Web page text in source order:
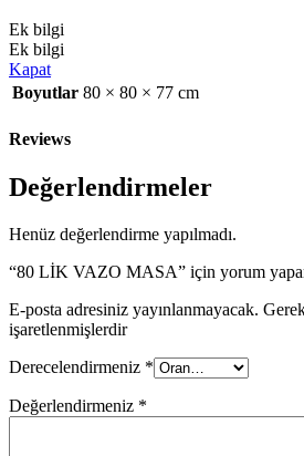
Ek bilgi
Ek bilgi
Kapat
Boyutlar 80 × 80 × 77 cm
Reviews
Değerlendirmeler
Henüz değerlendirme yapılmadı.
“80 LİK VAZO MASA” için yorum
E-posta adresiniz yayınlanmayacak.
işaretlenmişlerdir
Derecelendirmeniz *
Değerlendirmeniz *